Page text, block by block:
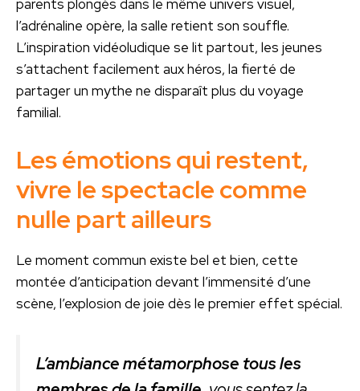
parents plongés dans le même univers visuel,
l’adrénaline opère, la salle retient son souffle.
L’inspiration vidéoludique se lit partout, les jeunes
s’attachent facilement aux héros, la fierté de
partager un mythe ne disparaît plus du voyage
familial.
Les émotions qui restent,
vivre le spectacle comme
nulle part ailleurs
Le moment commun existe bel et bien, cette
montée d’anticipation devant l’immensité d’une
scène, l’explosion de joie dès le premier effet spécial.
L’ambiance métamorphose tous les